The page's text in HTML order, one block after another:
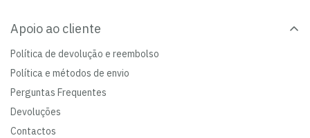
Apoio ao cliente
Política de devolução e reembolso
Política e métodos de envio
Perguntas Frequentes
Devoluções
Contactos